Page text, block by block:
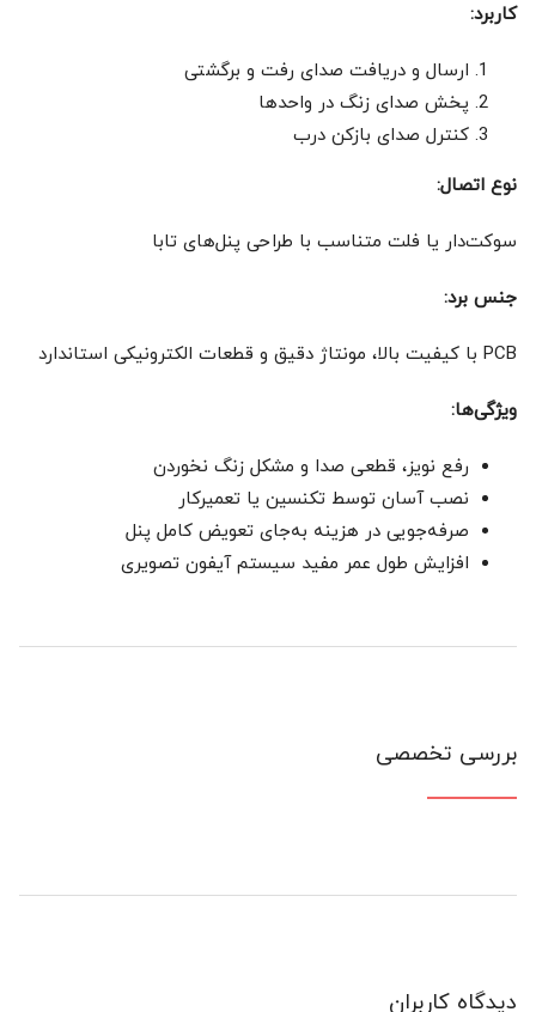
کاربرد:
ارسال و دریافت صدای رفت و برگشتی
پخش صدای زنگ در واحدها
کنترل صدای بازکن درب
نوع اتصال:
سوکت‌دار یا فلت متناسب با طراحی پنل‌های تابا
جنس برد:
PCB با کیفیت بالا، مونتاژ دقیق و قطعات الکترونیکی استاندارد
ویژگی‌ها:
رفع نویز، قطعی صدا و مشکل زنگ نخوردن
نصب آسان توسط تکنسین یا تعمیرکار
صرفه‌جویی در هزینه به‌جای تعویض کامل پنل
افزایش طول عمر مفید سیستم آیفون تصویری
بررسی تخصصی
دیدگاه کاربران